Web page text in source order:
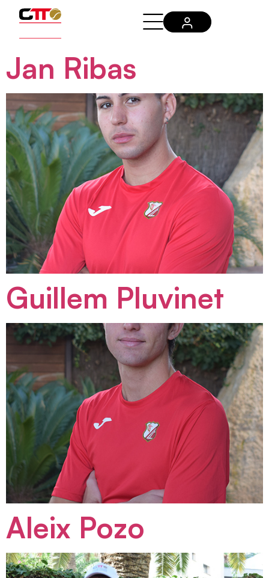
Jan Ribas
Guillem Pluvinet
Aleix Pozo